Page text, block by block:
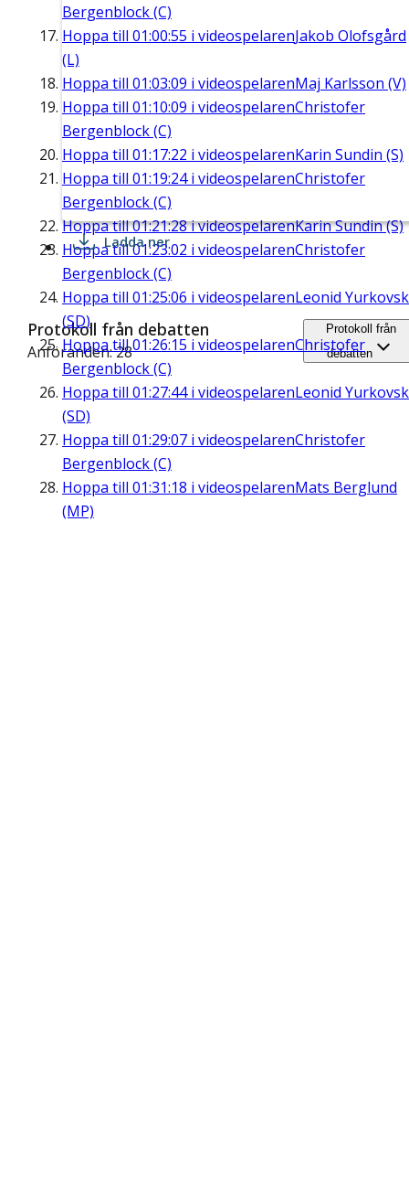
Bergenblock (C)
Hoppa till 01:00:55 i videospelarenJakob Olofsgård
(L)
Hoppa till 01:03:09 i videospelarenMaj Karlsson (V)
Hoppa till 01:10:09 i videospelarenChristofer
Bergenblock (C)
Hoppa till 01:17:22 i videospelarenKarin Sundin (S)
Hoppa till 01:19:24i videospelarenChristofer
Bergenblock (C)
Hoppa till01:21:28i videospelarenKarin Sundin (S)
Hoppa till01:23:02 i videospelarenChristofer
Bergenblock (C)
Hoppa till 01:25:06 i videospelarenLeonid
(SD)
Hoppa till01:26:15 i videospelarenChristofer
Bergenblock (C)
Hoppa till 01:27:44i videospelarenLeonid
(SD)
Hoppa till 01:29:07 i videospelarenChristofer
Bergenblock (C)
Hoppa till 01:31:18 i videospelarenMats Berglund
(MP)
Ladda ner
Protokoll från debatten
Anföranden: 28
Protokoll från
debatten